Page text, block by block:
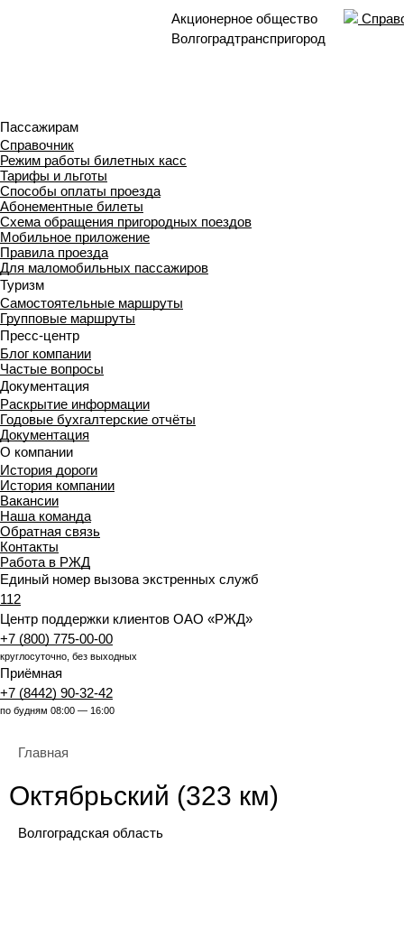
Акционерное общество
Волгоградтранспригород
Пассажирам
Справочник
Режим работы билетных касс
Тарифы и льготы
Способы оплаты проезда
Абонементные билеты
Схема обращения пригородных поездов
Мобильное приложение
Правила проезда
Для маломобильных пассажиров
Туризм
Самостоятельные маршруты
Групповые маршруты
Пресс-центр
Блог компании
Частые вопросы
Документация
Раскрытие информации
Годовые бухгалтерские отчёты
Документация
О компании
История дороги
История компании
Вакансии
Наша команда
Обратная связь
Контакты
Работа в РЖД
Единый номер вызова экстренных служб
112
Центр поддержки клиентов ОАО «РЖД»
+7 (800) 775-00-00
круглосуточно, без выходных
Приёмная
+7 (8442) 90-32-42
по будням 08:00 — 16:00
Главная
Октябрьский (323 км)
Волгоградская область